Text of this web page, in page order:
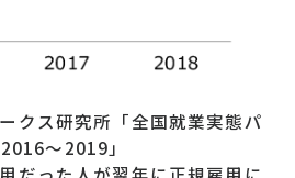
クス研究所「全国就業実態パ
～2019」